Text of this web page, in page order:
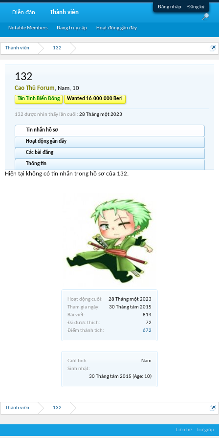
Đăng nhập Đăng ký
Thành viên 132
Hoạt động cuối:
28 Tháng một 2023
Tham gia ngày:
30 Tháng tám 2015
Bài viết:
814
Đã được thích:
72
Điểm thành tích:
672
Giới tính:
Nam
Sinh nhật:
30 Tháng tám 2015 (Age: 10)
132
Cao Thủ Forum, Nam, 10
Tân Tinh Biển Đông Wanted 16.000.000 Beri
132 được nhìn thấy lần cuối: 28 Tháng một 2023
Tin nhắn hồ sơ
Hoạt động gần đây
Các bài đăng
Thông tin
Hiện tại không có tin nhắn trong hồ sơ của 132.
Thành viên 132
Diễn đàn Thành viên
Notable Members Đang truy cập Hoạt động gần đây
Liên hệ Trợ giúp